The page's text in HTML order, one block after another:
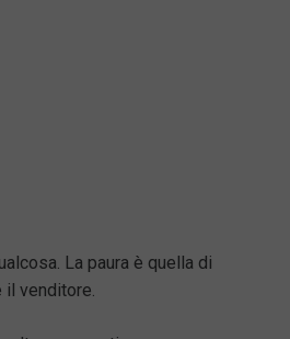
La paura è quella di
venditore.